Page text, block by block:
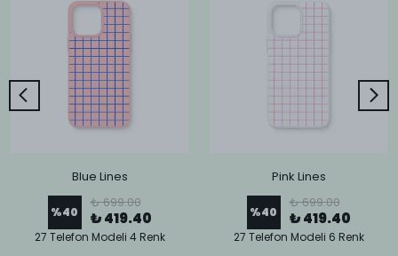
Blue Lines
%40
₺ 699.00
₺ 419.40
27 Telefon Modeli 4 Renk
Pink Lines
%40
₺ 699.00
₺ 419.40
27 Telefon Modeli 6 Renk